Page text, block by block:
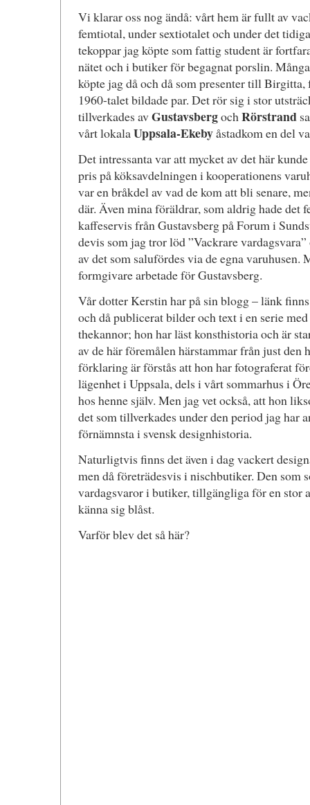
Vi klarar oss nog ändå: vårt hem är fullt av
femtiotal, under sextiotalet och under det
tekoppar jag köpte som fattig student är
nätet och i butiker för begagnat porslin.
köpte jag då och då som presenter till
1960-talet bildade par. Det rör sig i stor
tillverkades avGustavsbergochRörstrand
vårt lokalaUppsala-Ekebyåstadkom en del
Det intressanta var att mycket av det här
pris på köksavdelningen i kooperationens
var en bråkdel av vad de kom att bli senare,
där. Även mina föräldrar, som aldrig hade det
kaffeservis från Gustavsberg på Forum i
devis som jag tror löd ”Vackrare
av det som salufördes via de egna varuhusen.
formgivare arbetade för Gustavsberg.
Vår dotter Kerstin har på sin blogg – länk
och då publicerat bilder och text i en serie
thekannor; hon har läst konsthistoria och är
av de här föremålen härstammar från just den
förklaring är förstås att hon har fotograferat
lägenhet i Uppsala, dels i vårt sommarhus i
hos henne själv. Men jag vet också, att hon
det som tillverkades under den period jag
förnämnsta i svensk designhistoria.
Naturligtvis finns det även i dag vackert
men då företrädesvis i nischbutiker. Den som
vardagsvaror i butiker, tillgängliga för en stor
känna sig blåst.
Varför blev det så här?